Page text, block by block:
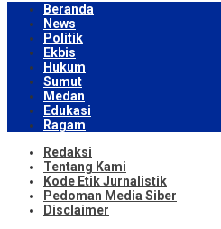
Beranda
News
Politik
Ekbis
Hukum
Sumut
Medan
Edukasi
Ragam
Redaksi
Tentang Kami
Kode Etik Jurnalistik
Pedoman Media Siber
Disclaimer